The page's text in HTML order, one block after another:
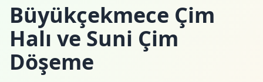
Büyükçekmece Çim
Halı ve Suni Çim
Döşeme